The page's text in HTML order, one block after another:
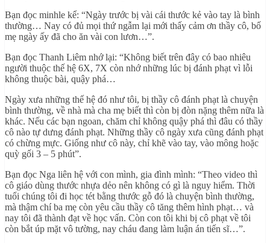
Bạn đọc minhle kể: “Ngày trước bị vài cái thước kẻ vào tay là bình
thường… Nay có đủ mọi thứ ngẫm lại mới thấy cảm ơn thầy cô, bố
mẹ ngày ấy đã cho ăn vài con lươn…”.
Bạn đọc Thanh Liêm nhớ lại: “Không biết trên đây có bao nhiêu
người thuộc thế hệ 6X, 7X còn nhớ những lúc bị đánh phạt vì lỗi
không thuộc bài, quậy phá…
Ngày xưa những thế hệ đó như tôi, bị thầy cô đánh phạt là chuyện
bình thường, về nhà mà cha mẹ biết thì còn bị đòn nặng thêm nữa là
khác. Nếu các bạn ngoan, chăm chỉ không quậy phá thì đâu có thầy
cô nào tự dưng đánh phạt. Những thầy cô ngày xưa cũng đánh phạt
có chừng mực. Giống như cô này, chỉ khẽ vào tay, vào mông hoặc
quỳ gối 3 – 5 phút”.
Bạn đọc Nga liên hệ với con mình, gia đình mình: “Theo video thì
cô giáo dùng thước nhựa dẻo nên không có gì là nguy hiểm. Thời
tuổi chúng tôi đi học tét bằng thước gỗ đó là chuyện bình thường,
mà thậm chí ba mẹ còn yêu cầu thầy cô tăng thêm hình phạt… và
nay tôi đã thành đạt về học vấn. Còn con tôi khi bị cô phạt về tôi
còn bắt úp mặt vô tường, nay cháu đang làm luận án tiến sĩ…”.